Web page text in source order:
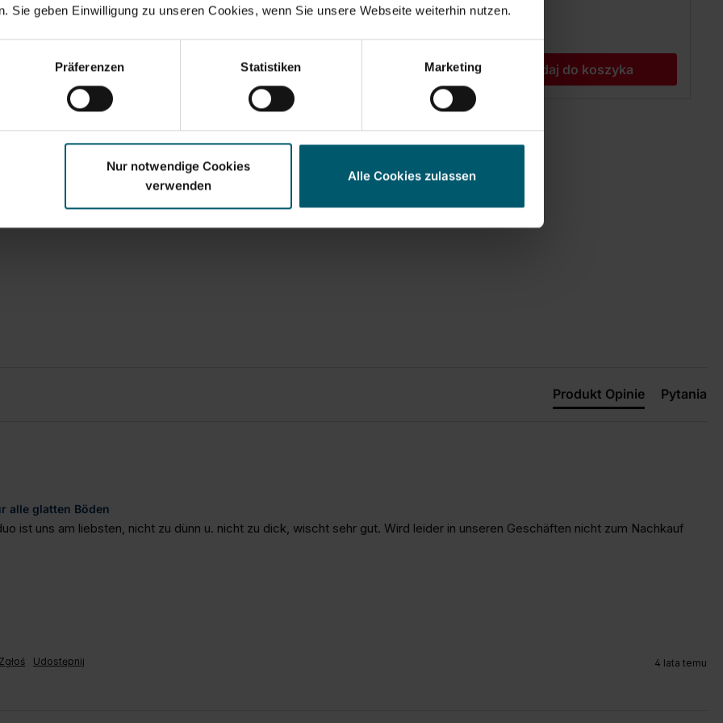
Sie geben Einwilligung zu unseren Cookies, wenn Sie unsere Webseite weiterhin nutzen.
Präferenzen Statistiken Marketing
Nur notwendige Cookies
verwenden
Alle Cookies zulassen
Dodaj do koszyka
119,00 zł
Dodaj do koszyka
119,00 zł
Dodaj do koszyka
Produkt Opinie Pytania
alle glatten Böden
ist uns am liebsten, nicht zu dünn u. nicht zu dick, wischt sehr gut. Wird leider in unseren Geschäften nicht zum Nachkauf
Zgłoś Udostępnij 4 lata temu